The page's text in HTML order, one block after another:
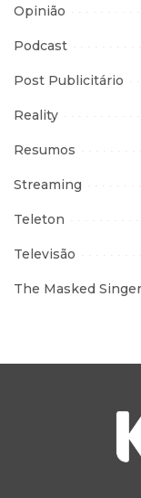
Opinião
Podcast
Post Publicitário
Reality
Resumos
Streaming
Teleton
Televisão
The Masked